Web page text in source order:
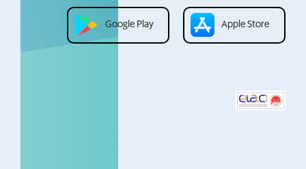
Google Play Apple Store